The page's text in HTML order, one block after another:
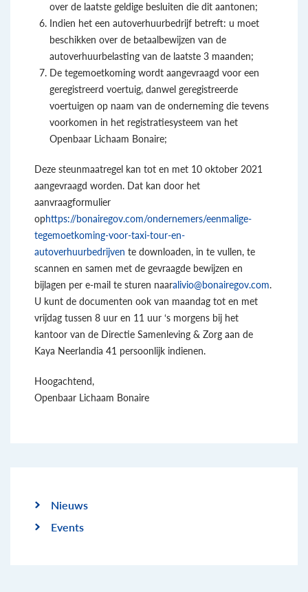
over de laatste geldige besluiten die dit aantonen;
Indien het een autoverhuurbedrijf betreft: u moet
beschikken over de betaalbewijzen van de
autoverhuurbelasting van de laatste 3 maanden;
De tegemoetkoming wordt aangevraagd voor een
geregistreerd voertuig, danwel geregistreerde
voertuigen op naam van de onderneming die tevens
voorkomen in het registratiesysteem van het
Openbaar Lichaam Bonaire;
Deze steunmaatregel kan tot en met 10 oktober 2021
aangevraagd worden. Dat kan door het
aanvraagformulier
ophttps://bonairegov.com/ondernemers/eenmalige-
tegemoetkoming-voor-taxi-tour-en-
autoverhuurbedrijven te downloaden, in te vullen, te
scannen en samen met de gevraagde bewijzen en
bijlagen per e-mail te sturen naaralivio@bonairegov.com.
U kunt de documenten ook van maandag tot en met
vrijdag tussen 8 uur en 11 uur ‘s morgens bij het
kantoor van de Directie Samenleving & Zorg aan de
Kaya Neerlandia 41 persoonlijk indienen.
Hoogachtend,
Openbaar Lichaam Bonaire
Nieuws
Events